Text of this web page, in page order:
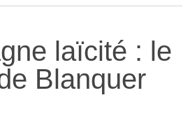
laïcité : le
Blanquer